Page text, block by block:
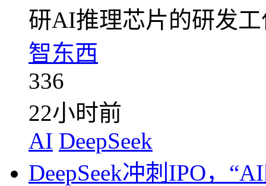
研AI推理芯片的研发
智东西
336
22小时前
AI DeepSeek
DeepSeek冲刺IPO，